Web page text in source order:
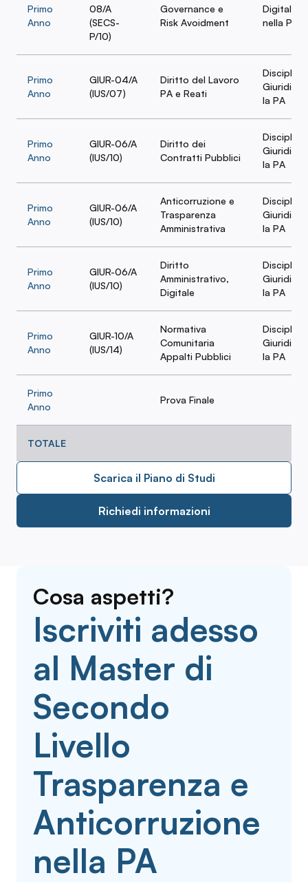
Primo
Anno
08/A
(SECS-
P/10)
Governance e
Risk Avoidment
nella PA
Primo
Anno
GIUR-04/A
(IUS/07)
Diritto del Lavoro
PA e Reati
Discipline
la PA
Primo
Anno
GIUR-06/A
(IUS/10)
Diritto dei
Contratti Pubblici
Discipline
la PA
Primo
Anno
GIUR-06/A
(IUS/10)
Anticorruzione e
Trasparenza
Amministrativa
Discipline
la PA
Primo
Anno
GIUR-06/A
(IUS/10)
Diritto
Amministrativo,
Digitale
Discipline
la PA
Primo
Anno
GIUR-10/A
(IUS/14)
Normativa
Comunitaria
Appalti Pubblici
Discipline
la PA
Primo
Anno
Prova Finale
TOTALE
Scarica il Piano di Studi
Richiedi informazioni
Cosa aspetti?
Iscriviti adesso
al Master di
Secondo
Livello
Trasparenza e
Anticorruzione
nella PA